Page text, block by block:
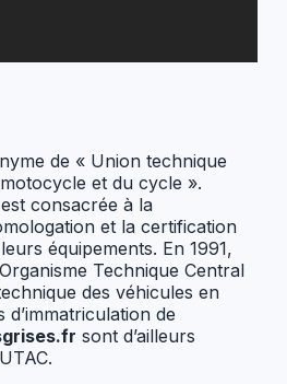
de « Union technique
et du cycle ».
est consacrée à la
et la certification
équipements. En 1991,
Technique Central
des véhicules en
d’immatriculation de
sont d’ailleurs